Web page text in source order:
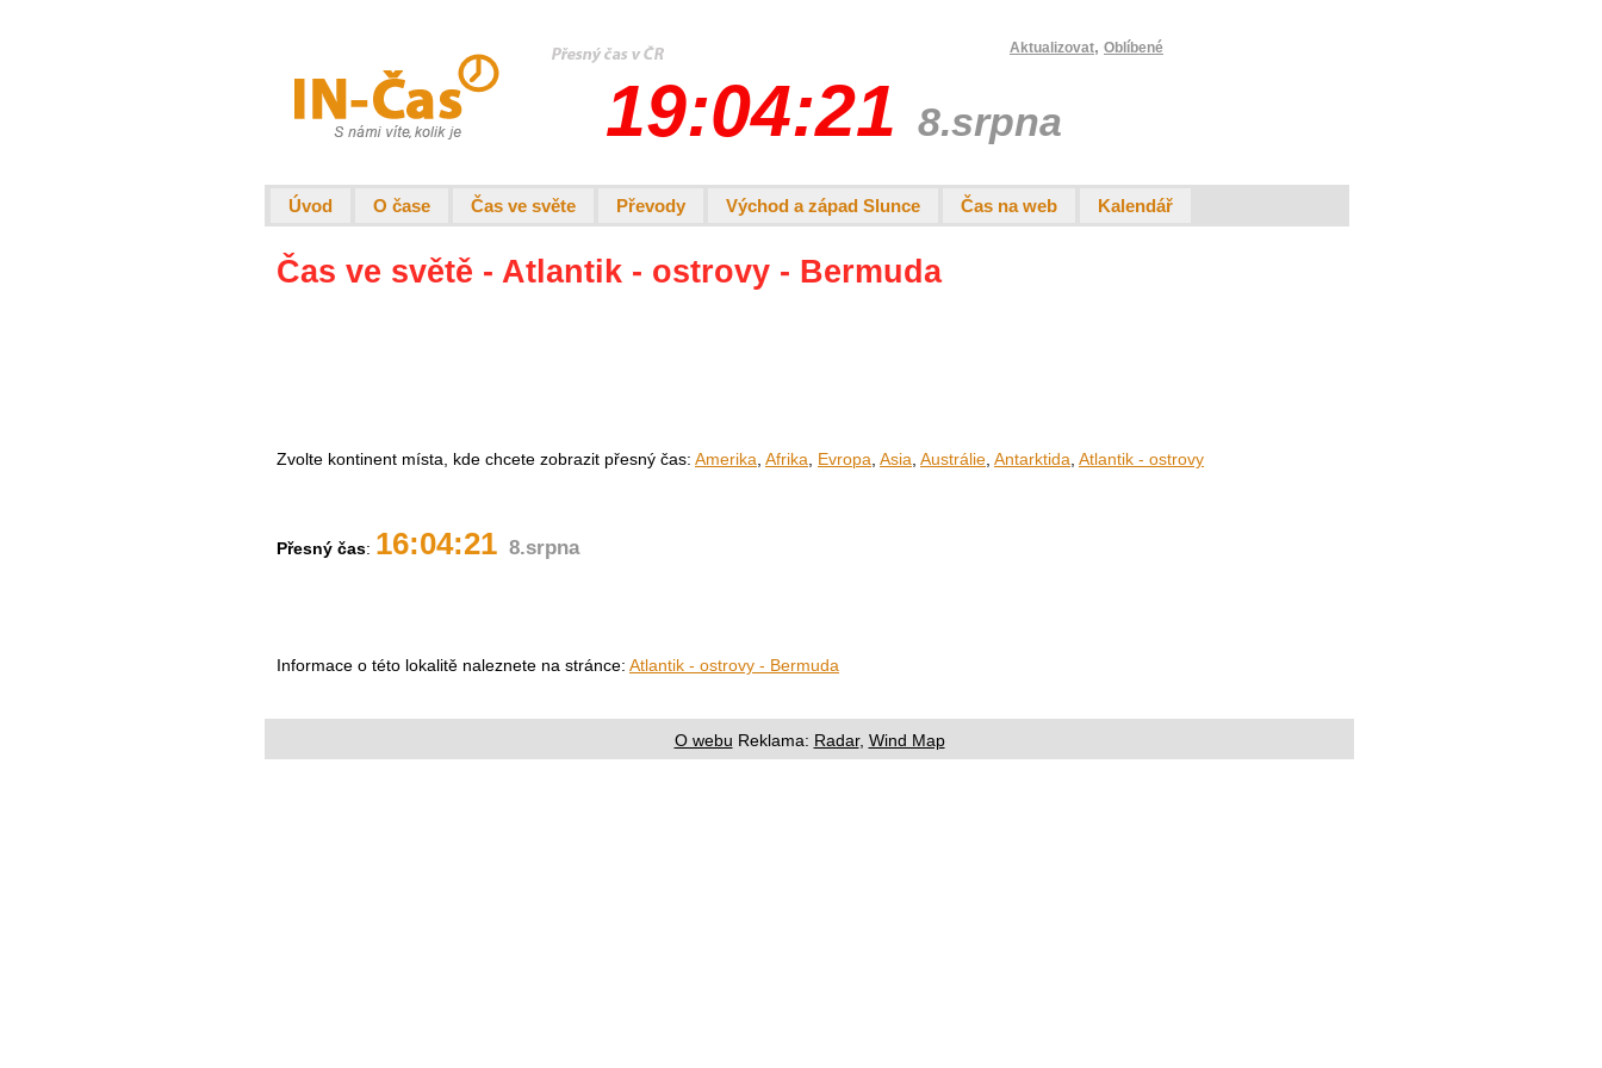
Aktualizovat, Oblíbené
19:04:21 8.srpna
Úvod O čase Čas ve světe Převody Východ a západ Slunce Čas na web Kalendář
Čas ve světě - Atlantik - ostrovy - Bermuda
Zvolte kontinent místa, kde chcete zobrazit přesný čas: Amerika, Afrika, Evropa, Asia, Austrálie, Antarktida, Atlantik - ostrovy
Přesný čas: 16:04:21 8.srpna
Informace o této lokalitě naleznete na stránce: Atlantik - ostrovy - Bermuda
O webu Reklama: Radar, Wind Map